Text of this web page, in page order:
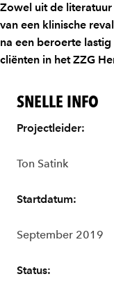
Zowel uit de
van een klinische
na een beroerte
cliënten in het ZZG
SNELLE INFO
Projectleider:
Ton Satink
Startdatum:
September 2019
Status: